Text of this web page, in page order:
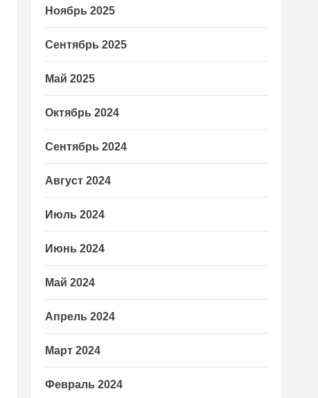
Ноябрь 2025
Сентябрь 2025
Май 2025
Октябрь 2024
Сентябрь 2024
Август 2024
Июль 2024
Июнь 2024
Май 2024
Апрель 2024
Март 2024
Февраль 2024